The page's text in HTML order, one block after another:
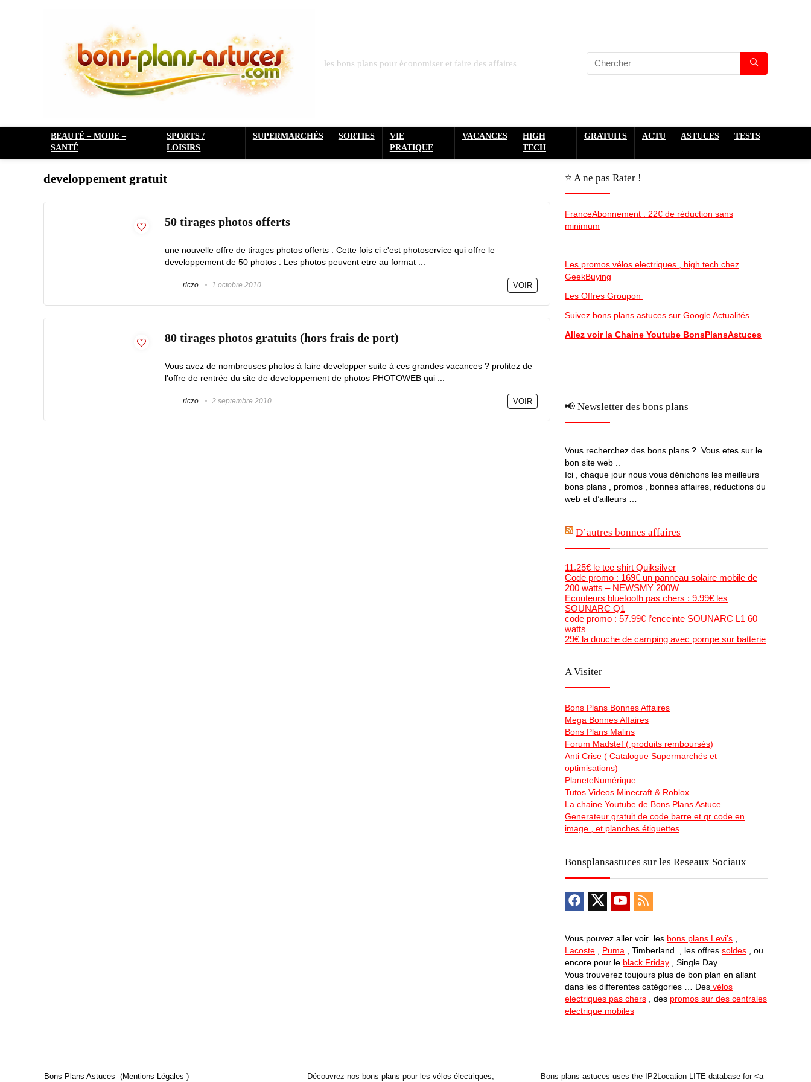
les bons plans pour économiser et faire des affaires
BEAUTÉ – MODE –
SANTÉ
SPORTS /
LOISIRS
SUPERMARCHÉS SORTIES
VIE
PRATIQUE
VACANCES
HIGH
TECH
GRATUITS ACTU ASTUCES TESTS
developpement gratuit
50 tirages photos offerts
une nouvelle offre de tirages photos offerts . Cette fois ci c'est photoservice qui offre le
developpement de 50 photos . Les photos peuvent etre au format ...
riczo 1 octobre 2010 VOIR
80 tirages photos gratuits (hors frais de port)
Vous avez de nombreuses photos à faire developper suite à ces grandes vacances ? profitez de
l'offre de rentrée du site de developpement de photos PHOTOWEB qui ...
riczo 2 septembre 2010 VOIR
⭐️ A ne pas Rater !
FranceAbonnement : 22€ de réduction sans
minimum
Les promos vélos electriques , high tech chez
GeekBuying
Les Offres Groupon
Suivez bons plans astuces sur Google Actualités
Allez voir la Chaine Youtube BonsPlansAstuces
📢 Newsletter des bons plans
Vous recherchez des bons plans ? Vous etes sur le
bon site web ..
Ici , chaque jour nous vous dénichons les meilleurs
bons plans , promos , bonnes affaires, réductions du
web et d’ailleurs …
D’autres bonnes affaires
11.25€ le tee shirt Quiksilver
Code promo : 169€ un panneau solaire mobile de
200 watts – NEWSMY 200W
Ecouteurs bluetooth pas chers : 9.99€ les
SOUNARC Q1
code promo : 57.99€ l’enceinte SOUNARC L1 60
watts
29€ la douche de camping avec pompe sur batterie
A Visiter
Bons Plans Bonnes Affaires
Mega Bonnes Affaires
Bons Plans Malins
Forum Madstef ( produits remboursés)
Anti Crise ( Catalogue Supermarchés et
optimisations)
PlaneteNumérique
Tutos Videos Minecraft & Roblox
La chaine Youtube de Bons Plans Astuce
Generateur gratuit de code barre et qr code en
image , et planches étiquettes
Bonsplansastuces sur les Reseaux Sociaux
Vous pouvez aller voir les bons plans Levi’s
Lacoste
Puma , Timberland , les offres soldes , ou
encore pour le black Friday , Single Day …
Vous trouverez toujours plus de bon plan en allant
dans les differentes catégories … Des vélos
electriques pas chers , des promos sur des centrales
electrique mobiles
Bons Plans Astuces (Mentions Légales ) Découvrez nos bons plans pour lesvélos électriques, Bons-plans-astuces uses the IP2Location LITE database for <a